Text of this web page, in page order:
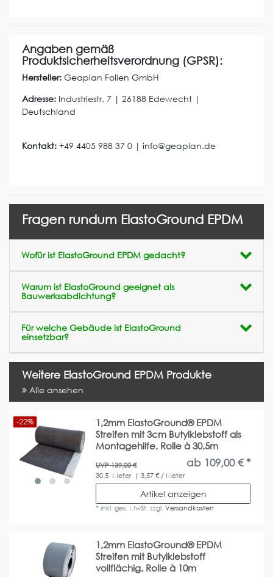
Angaben gemäß
Produktsicherheitsverordnung (GPSR):
Hersteller: Geaplan Folien GmbH
Adresse: Industriestr. 7 | 26188 Edewecht |
Deutschland
Kontakt: +49 4405 988 37 0 | info@geaplan.de
Fragen rundum ElastoGround EPDM
Wofür ist ElastoGround EPDM gedacht?
Warum ist ElastoGround geeignet als
Bauwerksabdichtung?
Für welche Gebäude ist ElastoGround
einsetzbar?
Weitere ElastoGround EPDM Produkte
Alle ansehen
-22%
1,2mm ElastoGround® EPDM
Streifen mit 3cm Butylklebstoff als
Montagehilfe, Rolle à 30,5m
UVP 139,00 € ab 109,00 € *
30.5 Meter | 3,57 € / Meter
Artikel anzeigen
*inkl. ges. MwSt.zzgl.Versandkosten
1,2mm ElastoGround® EPDM
Streifen mit Butylklebstoff
vollflächig, Rolle à 10m